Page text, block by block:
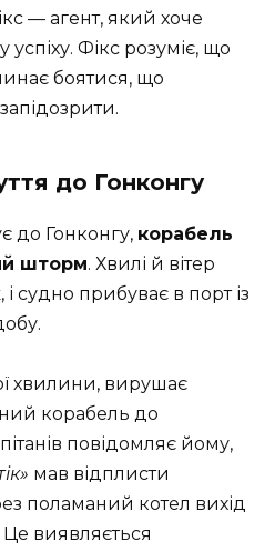
— агент, який хоче
Фікс розуміє, що
боятися, що
до Гонконгу
до Гонконгу, корабель
шторм. Хвилі й вітер
судно прибуває в порт із
хвилини, вирушає
корабель до
повідомляє йому,
мав відплисти
поламаний котел вихід
виявляється